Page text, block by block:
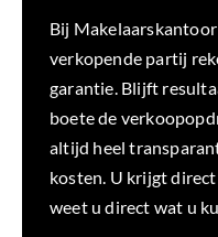
Bij
verkopende partij
garantie. Blijft
boete de
altijd heel
kosten. U krijgt
weet u direct wat u